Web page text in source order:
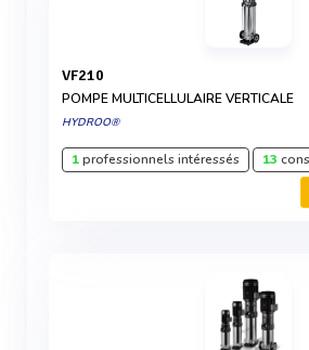
VF210
POMPE MULTICELLULAIRE VERTICALE
HYDROO®
1professionnels intéressés 13